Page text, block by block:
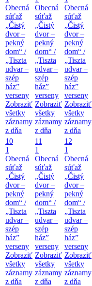
Obecná
súťaž
„Čistý
dvor –
pekný
dom“ /
„Tiszta
udvar –
szép
ház”
verseny
Zobraziť
všetky
záznamy
z dňa
Obecná
súťaž
„Čistý
dvor –
pekný
dom“ /
„Tiszta
udvar –
szép
ház”
verseny
Zobraziť
všetky
záznamy
z dňa
Obecná
súťaž
„Čistý
dvor –
pekný
dom“ /
„Tiszta
udvar –
szép
ház”
verseny
Zobraziť
všetky
záznamy
z dňa
10
1
Obecná
súťaž
„Čistý
dvor –
pekný
dom“ /
„Tiszta
udvar –
szép
ház”
verseny
Zobraziť
všetky
záznamy
z dňa
11
1
Obecná
súťaž
„Čistý
dvor –
pekný
dom“ /
„Tiszta
udvar –
szép
ház”
verseny
Zobraziť
všetky
záznamy
z dňa
12
1
Obecná
súťaž
„Čistý
dvor –
pekný
dom“ /
„Tiszta
udvar –
szép
ház”
verseny
Zobraziť
všetky
záznamy
z dňa